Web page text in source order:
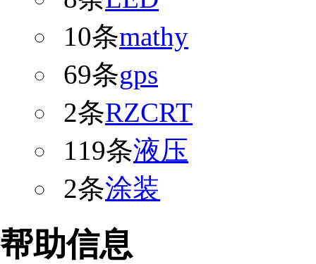
10条mathy
69条gps
2条RZCRT
119条液压
2条涂装
帮助信息